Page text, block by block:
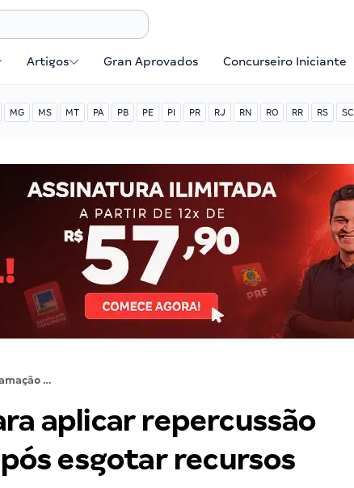
Artigos Gran Aprovados Concurseiro Iniciante
MG MS MT PA PB PE PI PR RJ RN RO RR RS SC
Reclamação para aplicar repercussão geral só cabe após esgotar recursos
aplicar repercussão
esgotar recursos